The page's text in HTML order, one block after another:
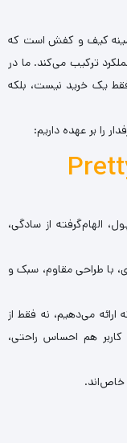
کیف و کفش است که
ترکیب می‌کند. ما در
یک خرید نیست، بلکه
را بر عهده داریم:
الهام‌گرفته از سادگی،
طراحی مقاوم، سبک و
می‌دهیم، نه فقط از
هم احساس راحتی،
خاص‌اند.